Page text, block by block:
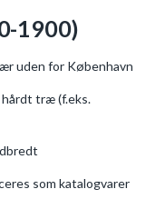
1900)
uden for København
hårdt træ (f.eks.
som katalogvarer